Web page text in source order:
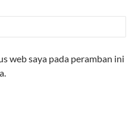
web saya pada peramban ini